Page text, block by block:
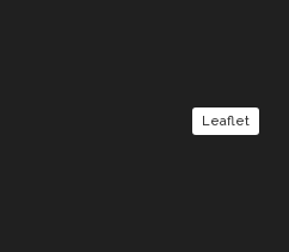
Leaflet